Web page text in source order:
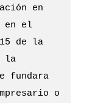
en
en el
de la
la
fundara
o